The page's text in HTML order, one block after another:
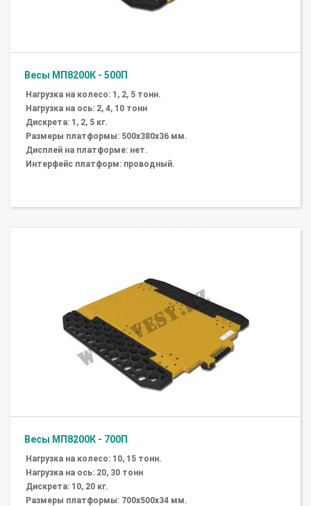
Весы МП8200К - 500П
Нагрузка на колесо: 1, 2, 5 тонн.
Нагрузка на ось: 2, 4, 10 тонн
Дискрета: 1, 2, 5 кг.
Размеры платформы: 500х380х36 мм.
Дисплей на платформе: нет.
Интерфейс платформ: проводный.
Весы МП8200К - 700П
Нагрузка на колесо: 10, 15 тонн.
Нагрузка на ось: 20, 30 тонн
Дискрета: 10, 20 кг.
Размеры платформы: 700х500х34 мм.